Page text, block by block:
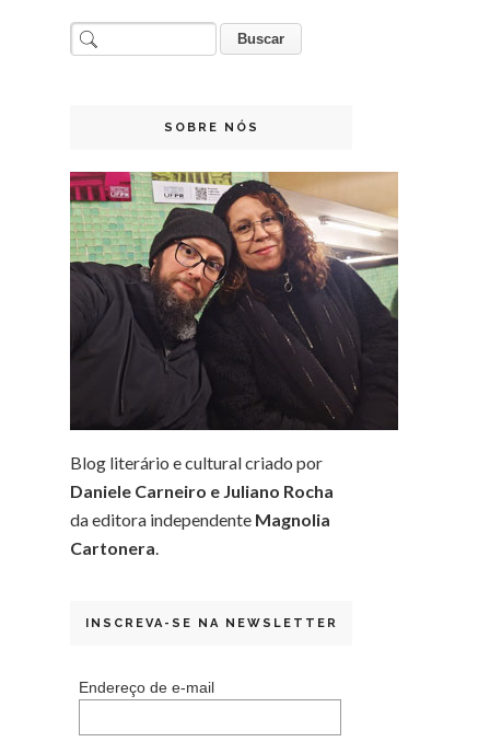
SOBRE NÓS
Blog literário e cultural criado por
Daniele Carneiro e Juliano Rocha
da editora independente Magnolia
Cartonera.
INSCREVA-SE NA NEWSLETTER
Endereço de e-mail